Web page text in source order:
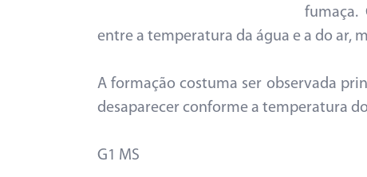
fumaça.
entre a temperatura da água e a do ar,
A formação costuma ser observada
desaparecer conforme a temperatura
G1 MS